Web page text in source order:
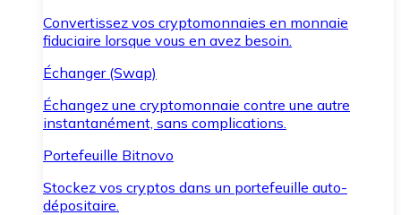
Convertissez vos cryptomonnaies en monnaie
fiduciaire lorsque vous en avez besoin.
Échanger (Swap)
Échangez une cryptomonnaie contre une autre
instantanément, sans complications.
Portefeuille Bitnovo
Stockez vos cryptos dans un portefeuille auto-
dépositaire.